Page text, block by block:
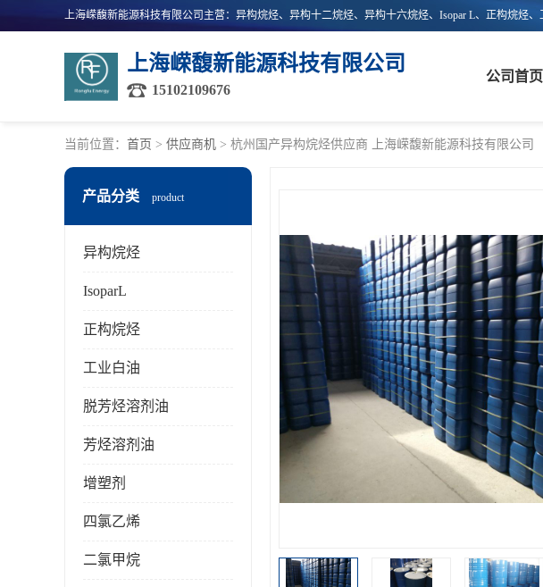
上海嵘馥新能源科技有限公司
15102109676
公司首页
当前位置： 首页 > 供应商机 > 杭州国产异构烷烃供应商 上海嵘馥新能源科技有限公司
产品分类 product
异构烷烃
IsoparL
正构烷烃
工业白油
脱芳烃溶剂油
芳烃溶剂油
增塑剂
四氯乙烯
二氯甲烷